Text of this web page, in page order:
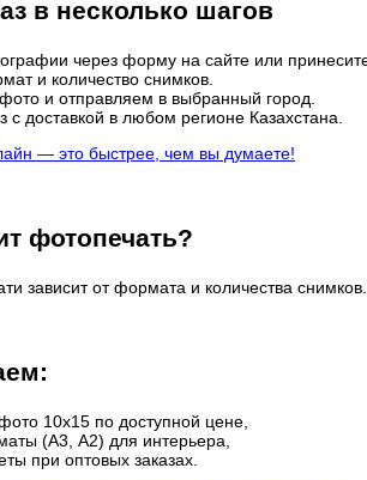
в несколько шагов
через форму на сайте или
и количество снимков.
и отправляем в выбранный город.
с доставкой в любом регионе Казахстана.
— это быстрее, чем вы думаете!
фотопечать?
зависит от формата и количества снимков.
10х15 по доступной цене,
(А3, А2) для интерьера,
при оптовых заказах.